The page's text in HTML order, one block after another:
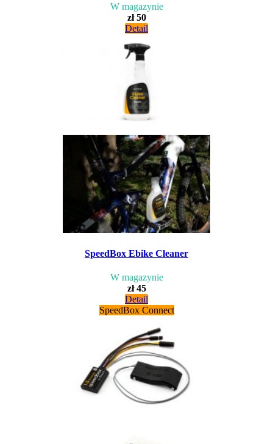
W magazynie
zł 50
Detail
SpeedBox Ebike Cleaner
W magazynie
zł 45
Detail
SpeedBox Connect